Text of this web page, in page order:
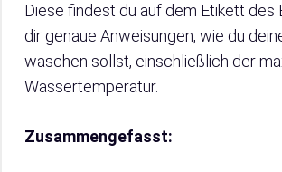
Diese findest du auf dem Etikett des
dir genaue Anweisungen, wie du
waschen sollst, einschließlich der
Wassertemperatur.
Zusammengefasst: